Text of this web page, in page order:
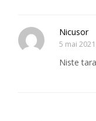
Nicusor
5 mai 2021
Niste